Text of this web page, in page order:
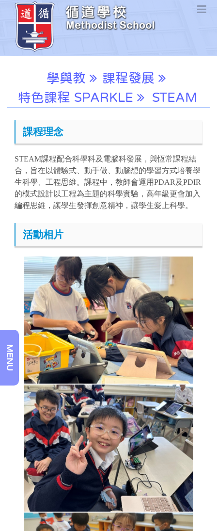
學與教
課程發展
特色課程 SPARKLE
STEAM
MENU
課程理念
STEAM課程配合科學科及電腦科發展，與恆常課程結
合，旨在以體驗式、動手做、動腦想的學習方式培養學
生科學、工程思維。課程中，教師會運用PDAR及PDIR
的模式設計以工程為主題的科學實驗，高年級更會加入
編程思維，讓學生發揮創意精神，讓學生愛上科學。
活動相片